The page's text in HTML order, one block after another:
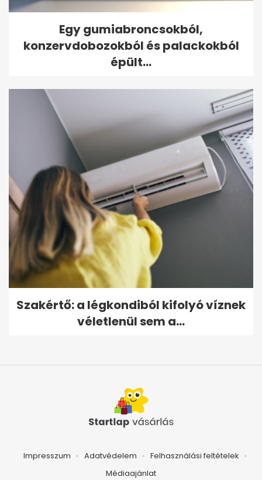
Egy gumiabroncsokból,
konzervdobozokból és palackokból
épült...
Szakértő: a légkondiból kifolyó víznek
véletlenül sem a...
Impresszum Adatvédelem
Felhasználási feltételek
Médiaajánlat